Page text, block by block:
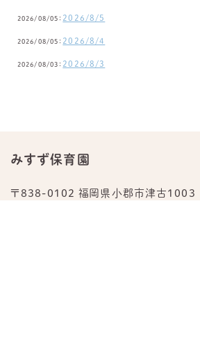
2026/08/05： 2026/8/5
2026/08/05： 2026/8/4
2026/08/03： 2026/8/3
みすず保育園
〒838-0102 福岡県小郡市津古1003